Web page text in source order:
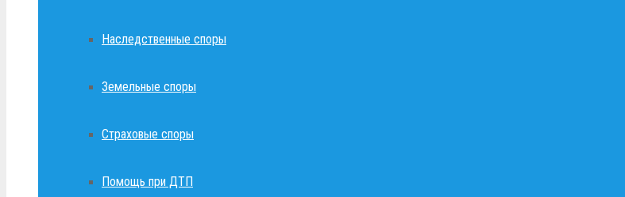
Наследственные споры
Земельные споры
Страховые споры
Помощь при ДТП